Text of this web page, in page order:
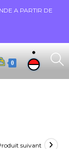
A PARTIR DE
0
suivant